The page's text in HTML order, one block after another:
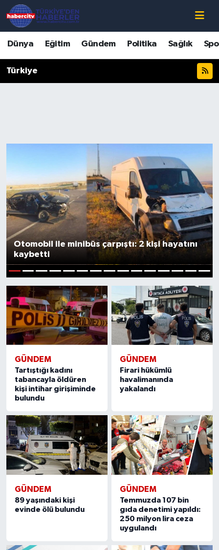
Dünya Eğitim Gündem Politika Sağlık
Türkiye
Otomobil ile minibüs çarpıştı: 2 kişi hayatını
kaybetti
GÜNDEM
Tartıştığı kadını
tabancayla öldüren
kişi intihar girişiminde
bulundu
GÜNDEM
Firari hükümlü
havalimanında
yakalandı
GÜNDEM
89 yaşındaki kişi
evinde ölü bulundu
GÜNDEM
Temmuzda 107 bin
gıda denetimi yapıldı:
250 milyon lira ceza
uygulandı
Hava Durumu
Son Dakika Haberleri
Haber Arşivi